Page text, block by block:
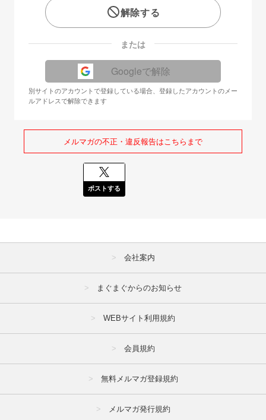
解除する
または
Googleで解除
別サイトのアカウントで登録している場合、登録したアカウントのメー
ルアドレスで解除できます
メルマガの不正・違反報告はこちらまで
ポストする
会社案内
まぐまぐからのお知らせ
WEBサイト利用規約
会員規約
無料メルマガ登録規約
メルマガ発行規約